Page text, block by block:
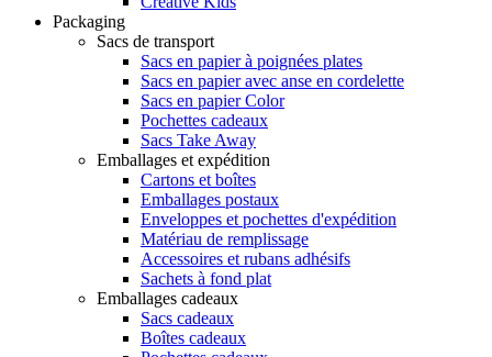
Packaging
Sacs de transport
Sacs en papier à poignées plates
Sacs en papier avec anse en cordelette
Sacs en papier Color
Pochettes cadeaux
Sacs Take Away
Emballages et expédition
Cartons et boîtes
Emballages postaux
Enveloppes et pochettes d'expédition
Matériau de remplissage
Accessoires et rubans adhésifs
Sachets à fond plat
Emballages cadeaux
Sacs cadeaux
Boîtes cadeaux